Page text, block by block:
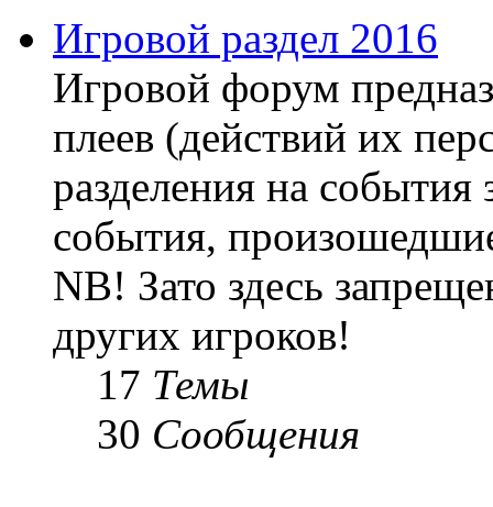
Игровой раздел 2016
Игровой форум
плеев (действий их
разделения на
события,
NB! Зато здесь
других игроков!
17 Темы
30 Сообщения